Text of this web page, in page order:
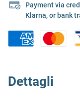
Payment via
Klarna, or bank
Dettagli